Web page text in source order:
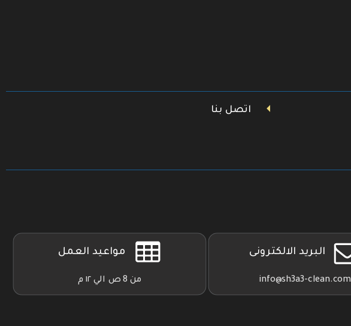
اتصل بنا
البريد الالكترونى
info@sh3a3-clean.com
مواعيد العمل
من 8 ص الي ١٢ م